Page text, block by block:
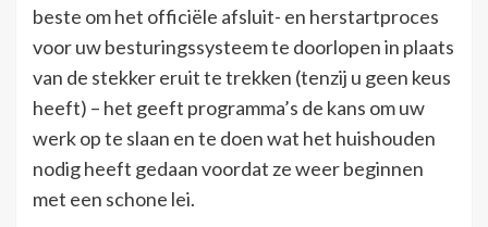
beste om het officiële afsluit- en herstartproces
voor uw besturingssysteem te doorlopen in plaats
van de stekker eruit te trekken (tenzij u geen keus
heeft) – het geeft programma’s de kans om uw
werk op te slaan en te doen wat het huishouden
nodig heeft gedaan voordat ze weer beginnen
met een schone lei.